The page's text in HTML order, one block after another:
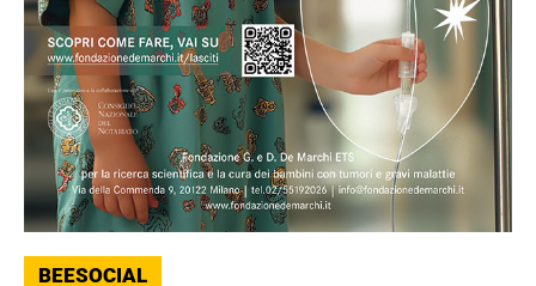
BEESOCIAL